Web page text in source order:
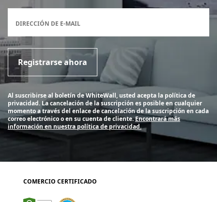
DIRECCIÓN DE E-MAIL
Registrarse ahora
Al suscribirse al boletín de WhiteWall, usted acepta la política de
privacidad. La cancelación de la suscripción es posible en cualquier
momento a través del enlace de cancelación de la suscripción en cada
correo electrónico o en su cuenta de cliente.Encontrará más
información en nuestra política de privacidad.
COMERCIO CERTIFICADO